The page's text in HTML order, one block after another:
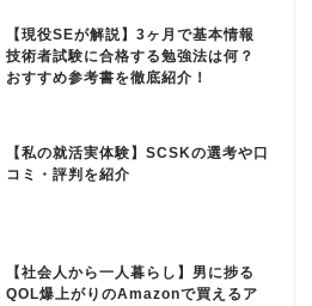
【現役SEが解説】3ヶ月で基本情報
技術者試験に合格する勉強法は何？
おすすめ参考書を徹底紹介！
【私の就活実体験】SCSKの選考や口
コミ・評判を紹介
【社会人から一人暮らし】男に捗る
QOL爆上がりのAmazonで買えるア